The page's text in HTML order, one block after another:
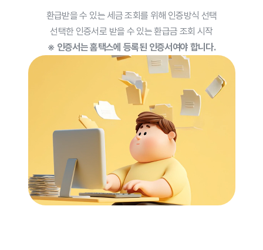
환급받을 수 있는 세금 조회를 위해 인증방식 선택
선택한 인증서로 받을 수 있는 환급금 조회 시작
※ 인증서는 홈택스에 등록된 인증서여야 합니다.